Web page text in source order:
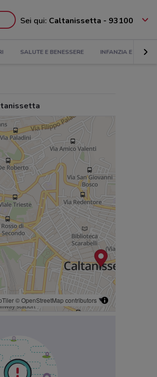
Sei qui: Caltanissetta - 93100
SALUTE E BENESSERE INFANZIA E GIOCHI
© OpenStreetMap contributors